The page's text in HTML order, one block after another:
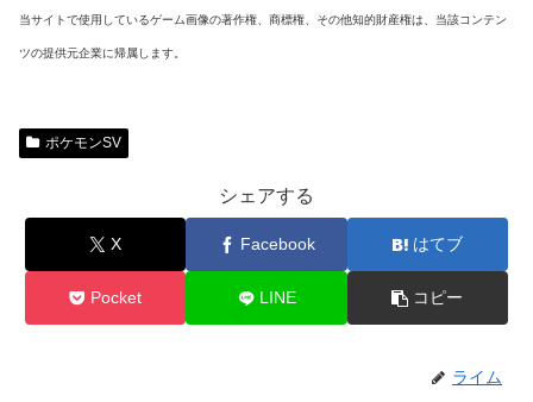
当サイトで使用しているゲーム画像の著作権、商標権、その他知的財産権は、当該コンテン
ツの提供元企業に帰属します。
ポケモンSV
シェアする
X Facebook はてブ
Pocket LINE コピー
ライム